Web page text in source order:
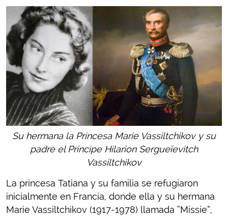
Su hermana la Princesa Marie Vassiltchikov y su
padre el Príncipe Hilarion Sergueïevitch
Vassiltchikov
La princesa Tatiana y su familia se refugiaron
inicialmente en Francia, donde ella y su hermana
Marie Vassiltchikov (1917-1978) llamada “Missie”,